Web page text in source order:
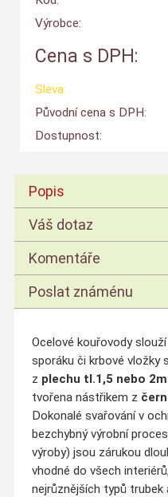
Výrobce:
Cena s DPH:
Sleva:
Původní cena s DPH:
Dostupnost:
Popis
Váš dotaz
Komentáře
Poslat známénu
Ocelové kouřovody slouží
sporáku či krbové vložky
z plechu tl.1,5 nebo
tvořena nástřikem z
Dokonalé svařování v
bezchybný výrobní
výroby) jsou zárukou
vhodné do všech
nejrůznějších typů trubek